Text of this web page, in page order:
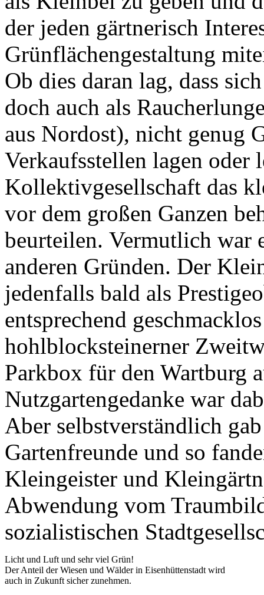
der jeden gärtnerisch
Grünflächengestaltung
Ob dies daran lag, dass
doch auch als
aus Nordost), nicht genug
Verkaufsstellen lagen oder
Kollektivgesellschaft das
vor dem großen Ganzen
beurteilen. Vermutlich war
anderen Gründen. Der
jedenfalls bald als
entsprechend
hohlblocksteinerner
Parkbox für den Wartburg
Nutzgartengedanke war
Aber selbstverständlich
Gartenfreunde und so
Kleingeister und
Abwendung vom
sozialistischen
Licht und Luft und sehr viel Grün!
Der Anteil der Wiesen und Wälder in Eisenhüttenstadt wird
auch in Zukunft sicher zunehmen.